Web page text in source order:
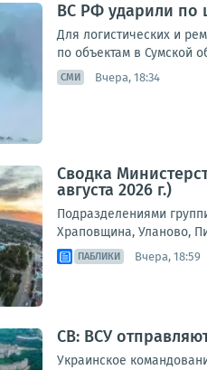
ВС РФ ударили по
Для логистических и
по объектам в Сумской
СМИ Вчера, 18:34
Сводка
августа 2026 г.)
Подразделениями
Храповщина, Уланово,
ПАБЛИКИ Вчера, 18:59
СВ: ВСУ
Украинское